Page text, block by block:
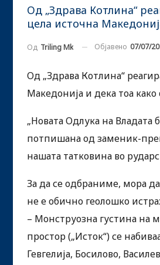
Од „Здрава Котлина“
цела источна
Од Triling Mk Објавено 07/07/
Од „Здрава Котлина“
Македонија и дека тоа
„Новата Одлука на Владата
потпишана од заменик-
нашата татковина во
За да се одбраниме, мора
не е обично геолошко
– Монструозна густина на
простор („Исток“) се
Гевгелија, Босилово,